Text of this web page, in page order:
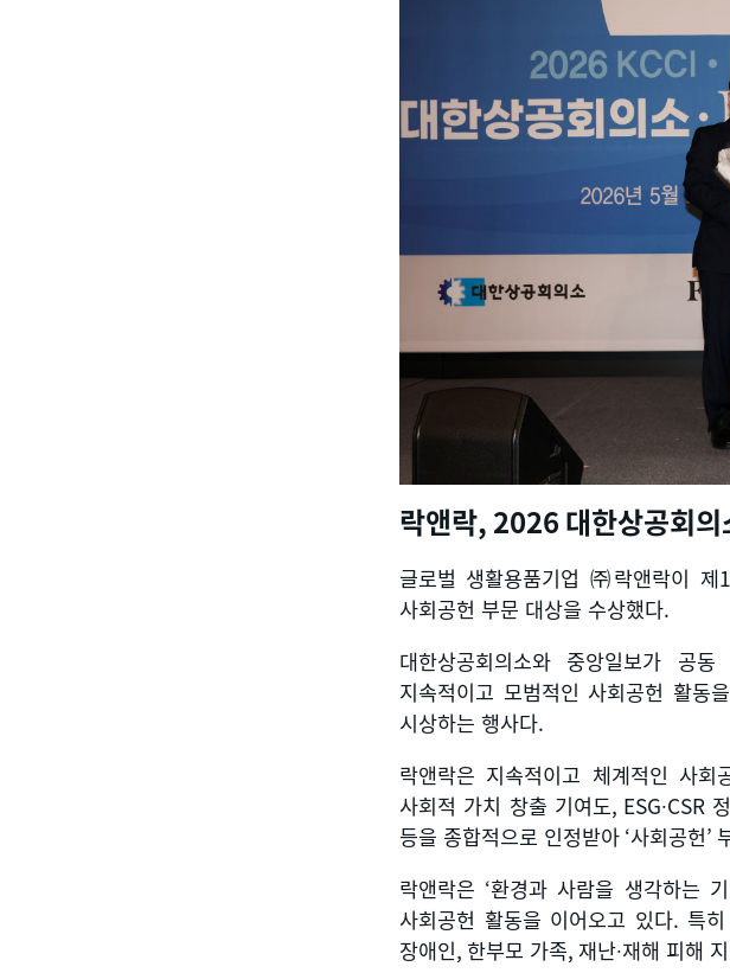
락앤락, 2026 대한상공회의
글로벌 생활용품기업 ㈜락앤락이 제
사회공헌 부문 대상을 수상했다.
대한상공회의소와 중앙일보가 공
지속적이고 모범적인 사회공헌 활동
시상하는 행사다.
락앤락은 지속적이고 체계적인 사
사회적 가치 창출 기여도, ESG∙CSR
등을 종합적으로 인정받아 ‘사회공헌’
락앤락은 ‘환경과 사람을 생각하는
사회공헌 활동을 이어오고 있다. 특히
장애인, 한부모 가족, 재난∙재해 피해